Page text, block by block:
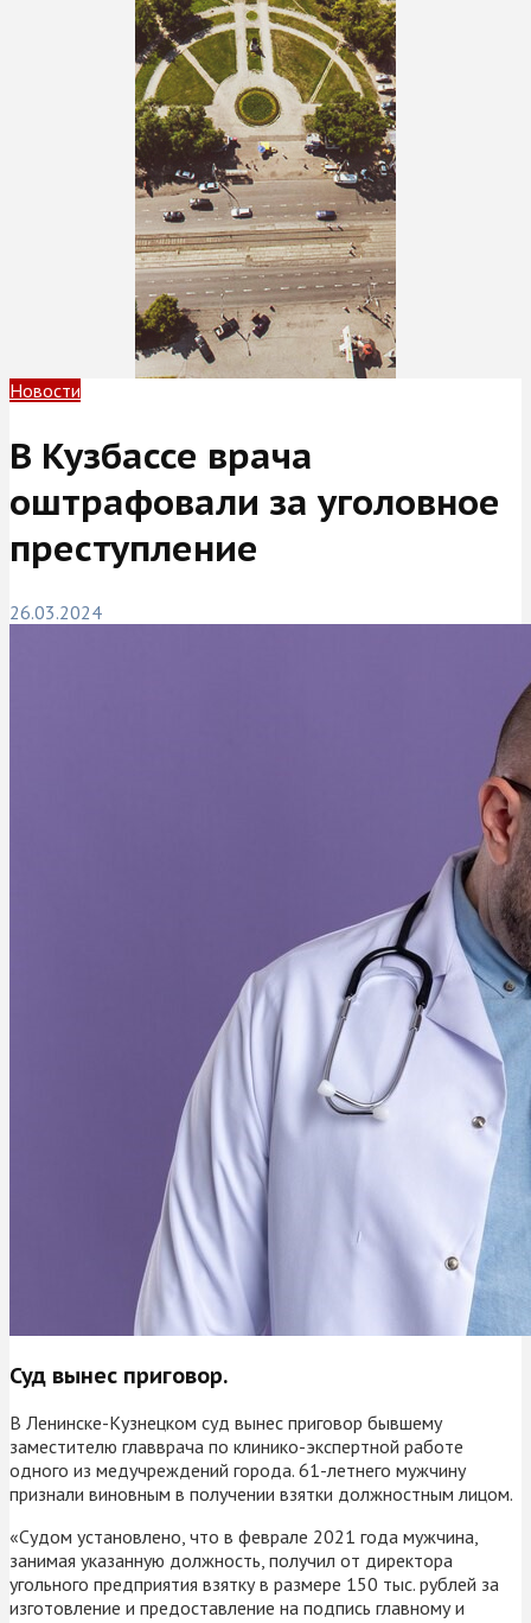
Новости
В Кузбассе врача
оштрафовали за уголовное
преступление
26.03.2024
Суд вынес приговор.
В Ленинске-Кузнецком суд вынес приговор бывшему
заместителю главврача по клинико-экспертной работе
одного из медучреждений города. 61-летнего мужчину
признали виновным в получении взятки должностным лицом.
«Судом установлено, что в феврале 2021 года мужчина,
занимая указанную должность, получил от директора
угольного предприятия взятку в размере 150 тыс. рублей за
изготовление и предоставление на подпись главному и